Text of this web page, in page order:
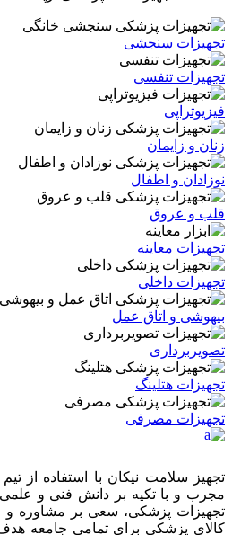
تجهیزات سنجشی
تجهیزات تنفسی
فیزیوتراپی
زنان و زایمان
نوزادان و اطفال
قلب و عروق
تجهیزات معاینه
تجهیزات داخلی
بیهوشی و اتاق عمل
تصویربرداری
تجهیزات هتلینگ
تجهیزات مصرفی
تجهیز سلامت نیکان با استفاده از
مجرب و با تکیه بر دانش فنی و
تجهیزات پزشکی، سعی بر مشاوره و
کالای پزشکی برای تمامی جامعه